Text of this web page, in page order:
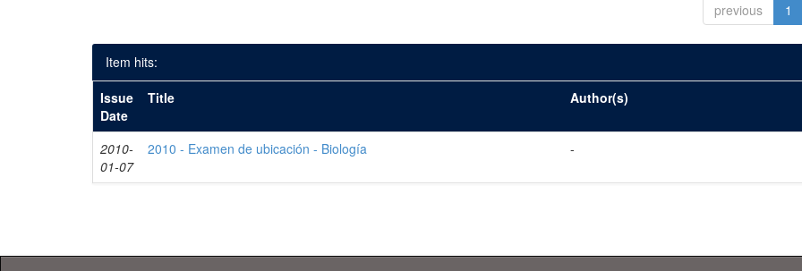
previous 1
Item hits:
Issue
Date
Title Author(s)
2010-
01-07
2010 - Examen de ubicación - Biología -